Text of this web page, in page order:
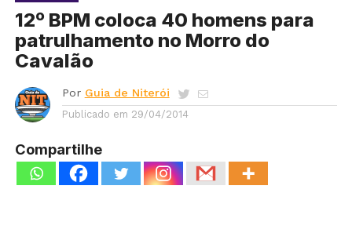
12º BPM coloca 40 homens para
patrulhamento no Morro do
Cavalão
Por Guia de Niterói
Publicado em 29/04/2014
Compartilhe